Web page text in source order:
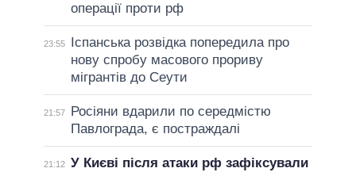
операції проти рф
23:55
Іспанська розвідка попередила про
нову спробу масового прориву
мігрантів до Сеути
21:57
Росіяни вдарили по середмістю
Павлограда, є постраждалі
21:12 У Києві після атаки рф зафіксували